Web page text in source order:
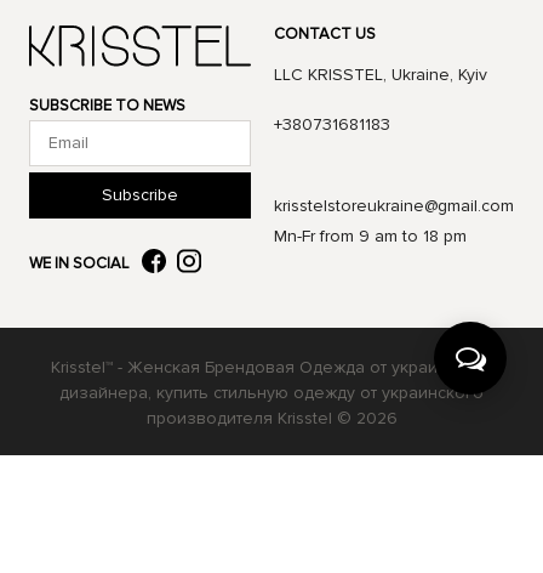
SUBSCRIBE TO NEWS
Subscribe
WE IN SOCIAL
CONTACT US
LLC KRISSTEL, Ukraine, Kyiv
+380731681183
krisstelstoreukraine@gmail.com
Mn-Fr from 9 am to 18 pm
Krisstel™ - Женская Брендовая Одежда от украинского
дизайнера, купить стильную одежду от украинского
производителя Krisstel © 2026